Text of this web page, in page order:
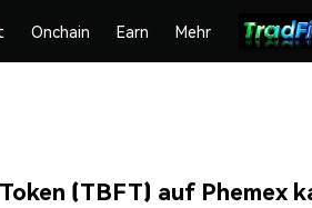
Onchain Earn Mehr
(TBFT) auf Phemex